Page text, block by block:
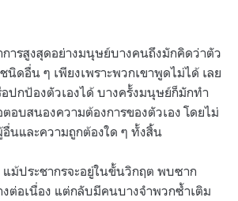
ารสูงสุดอย่างมนุษย์บางคนถึงมักคิดว่าตัว
นิดอื่น ๆ เพียงเพราะพวกเขาพูดไม่ได้ เลย
ปกป้องตัวเองได้ บางครั้งมนุษย์ก็มักทำ
อบสนองความต้องการของตัวเอง โดยไม่
นและความถูกต้องใด ๆ ทั้งสิ้น
แม้ประชากรจะอยู่ในขั้นวิกฤต พบซาก
ต่อเนื่อง แต่กลับมีคนบางจำพวกซ้ำเติม